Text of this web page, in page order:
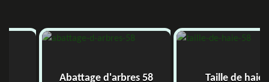
Abattage d'arbres 58 Taille de haie